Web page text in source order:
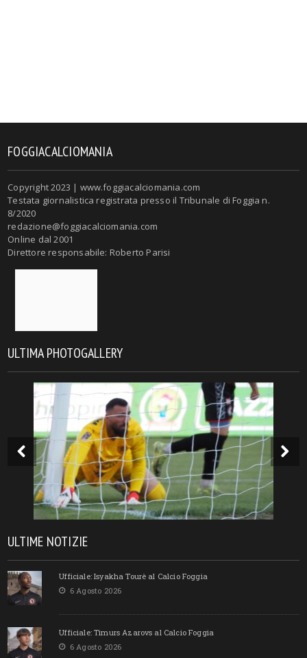
FOGGIACALCIOMANIA
Copyright 2023 | www.foggiacalciomania.com
Testata giornalistica registrata presso il Tribunale di Foggia n.
8/2020
redazione@foggiacalciomania.com
Online dal 2001
Direttore responsabile: Roberto Parisi
ULTIMA PHOTOGALLERY
ULTIME NOTIZIE
Ufficiale: Isyakha Tourè al Calcio Foggia
6 Agosto 2026
Ufficiale: Timurs Azarovs al Calcio Foggia
6 Agosto 2026